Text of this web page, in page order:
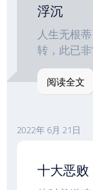
浮沉
人生无根
转，此已
阅读全文
2022年 6月 21日
十大恶败